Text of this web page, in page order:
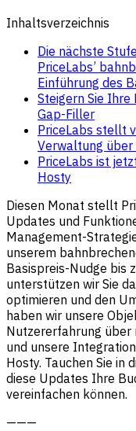
Inhaltsverzeichnis
Die nächste
PriceLabs’
Einführung des
Steigern Sie Ihre
Gap-Filler
PriceLabs stellt
Verwaltung
PriceLabs ist
Hosty
Diesen Monat stellt
Updates und
Management-
unserem
Basispreis-Nudge bis
unterstützen wir Sie
optimieren und den
haben wir unsere
Nutzererfahrung über
und unsere
Hosty. Tauchen Sie in
diese Updates Ihre
vereinfachen können.
———